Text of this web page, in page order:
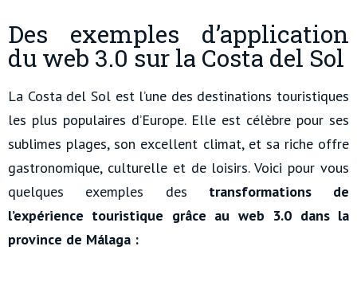
Des exemples d’application
du web 3.0 sur la Costa del Sol
La Costa del Sol est l’une des destinations touristiques
les plus populaires d’Europe. Elle est célèbre pour ses
sublimes plages, son excellent climat, et sa riche offre
gastronomique, culturelle et de loisirs. Voici pour vous
quelques exemples des transformations de
l’expérience touristique grâce au web 3.0 dans la
province de Málaga :